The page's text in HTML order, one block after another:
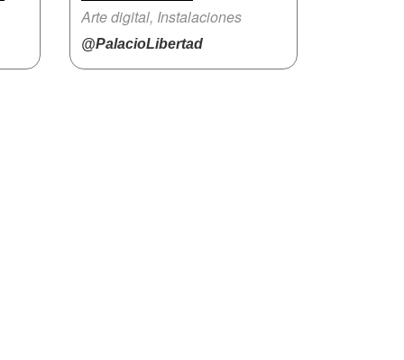
Arte digital, Instalaciones
@PalacioLibertad